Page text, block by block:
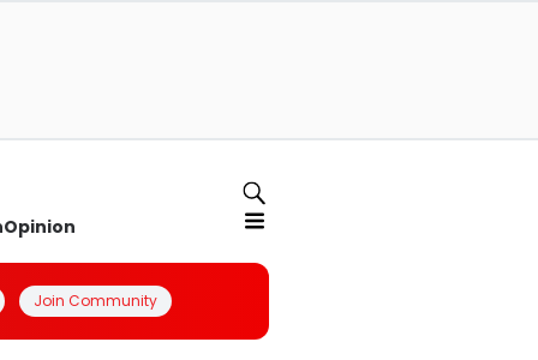
Opinion
Join Community